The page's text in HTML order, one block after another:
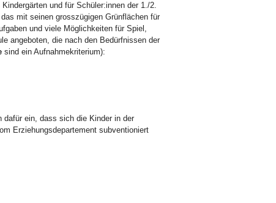
und für Schüler:innen der 1./2.
das mit seinen grosszügigen Grünflächen für
und viele Möglichkeiten für Spiel,
angeboten, die nach den Bedürfnissen der
sind ein Aufnahmekriterium):
dafür ein, dass sich die Kinder in der
Erziehungsdepartement subventioniert